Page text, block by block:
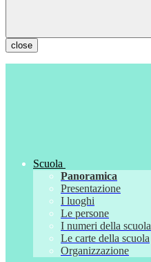
close
Scuola
Panoramica
Presentazione
I luoghi
Le persone
I numeri della scuola
Le carte della scuola
Organizzazione